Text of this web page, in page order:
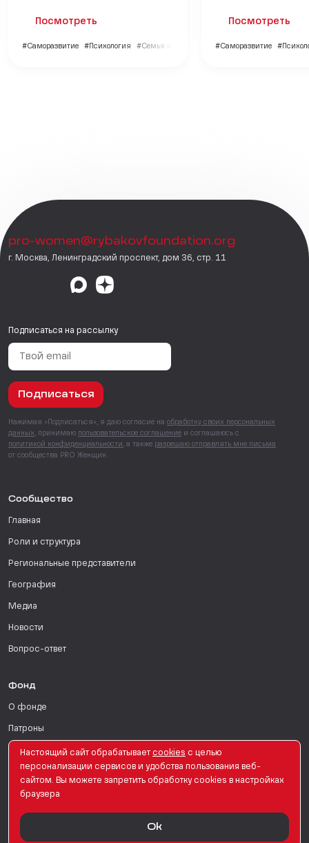
Посмотреть
#Саморазвитие #Психология #Семья и дети
Посмотреть
#Саморазвитие
pro-women@rybakovfoundation.org
г. Москва, Ленинградский проспект, дом 36, стр. 11
Подписаться на рассылку
Подписаться
Нажимая «Подписаться», я даю согласие на обработку своих персональных
данных , принимаю пользовательское соглашение и соглашаюсь с
политикой конфиденциальности , а также разрешаю отправлять мне письма
от сообщества PRO Женщин.
Сообщество
Главная
Роли и структура
Региональные представители
География
Медиа
Новости
Вопрос-ответ
Фонд
О фонде
Патроны
Поддержать
Для СМИ
© PRO Женщин. Все права защищены. 2026
Настоящий сайт обрабатывает сookies с целью
персонализации сервисов и удобства пользования веб-
сайтом. Вы можете запретить обработку сookies в настройках
браузера
Ok